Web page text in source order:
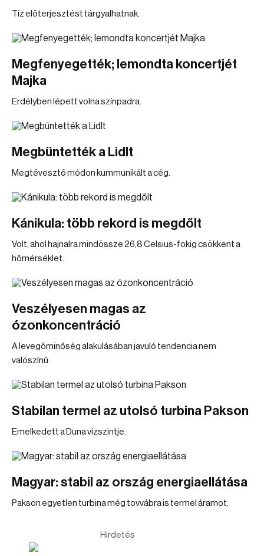
Tíz előterjesztést tárgyalhatnak.
Megfenyegették; lemondta koncertjét
Majka
Erdélyben lépett volna színpadra.
Megbüntették a Lidlt
Megtévesztő módon kummunikált a cég.
Kánikula: több rekord is megdőlt
Volt, ahol hajnalra mindössze 26,8 Celsius-fokig csökkent a
hőmérséklet.
Veszélyesen magas az
ózonkoncentráció
A levegőminőség alakulásában javuló tendencia nem
valószínű.
Stabilan termel az utolsó turbina Pakson
Emelkedett a Duna vízszintje.
Magyar: stabil az ország energiaellátása
Pakson egyetlen turbina még tovvábra is termel áramot.
Hirdetés